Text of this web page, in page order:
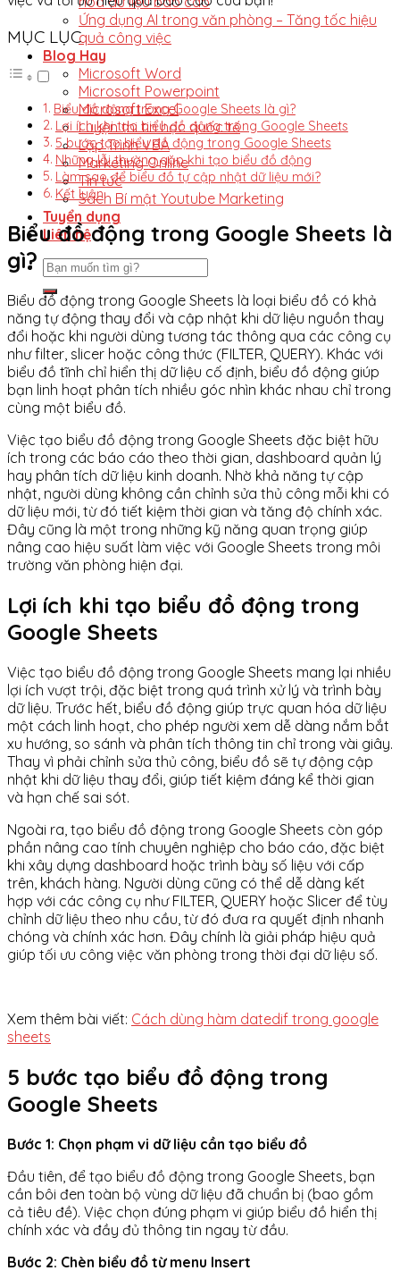
Ứng dụng AI trong văn phòng – Tăng tốc hiệu
quả công việc
Blog Hay
Microsoft Word
Microsoft Powerpoint
Microsoft Excel
Luyện thi tin học quốc tế
Lập Trình VBA
Marketing Online
Tin tức
Sách Bí mật Youtube Marketing
Tuyển dụng
Liên hệ
MỤC LỤC
Biểu đồ động trong Google Sheets là gì?
Lợi ích khi tạo biểu đồ động trong Google Sheets
5 bước tạo biểu đồ động trong Google Sheets
Những lỗi thường gặp khi tạo biểu đồ động
Làm sao để biểu đồ tự cập nhật dữ liệu mới?
Kết luận
Biểu đồ động trong Google Sheets là
gì?
Biểu đồ động trong Google Sheets là loại biểu đồ có khả
năng tự động thay đổi và cập nhật khi dữ liệu nguồn thay
đổi hoặc khi người dùng tương tác thông qua các công cụ
như filter, slicer hoặc công thức (FILTER, QUERY). Khác với
biểu đồ tĩnh chỉ hiển thị dữ liệu cố định, biểu đồ động giúp
bạn linh hoạt phân tích nhiều góc nhìn khác nhau chỉ trong
cùng một biểu đồ.
Việc tạo biểu đồ động trong Google Sheets đặc biệt hữu
ích trong các báo cáo theo thời gian, dashboard quản lý
hay phân tích dữ liệu kinh doanh. Nhờ khả năng tự cập
nhật, người dùng không cần chỉnh sửa thủ công mỗi khi có
dữ liệu mới, từ đó tiết kiệm thời gian và tăng độ chính xác.
Đây cũng là một trong những kỹ năng quan trọng giúp
nâng cao hiệu suất làm việc với Google Sheets trong môi
trường văn phòng hiện đại.
Lợi ích khi tạo biểu đồ động trong
Google Sheets
Việc tạo biểu đồ động trong Google Sheets mang lại nhiều
lợi ích vượt trội, đặc biệt trong quá trình xử lý và trình bày
dữ liệu. Trước hết, biểu đồ động giúp trực quan hóa dữ liệu
một cách linh hoạt, cho phép người xem dễ dàng nắm bắt
xu hướng, so sánh và phân tích thông tin chỉ trong vài giây.
Thay vì phải chỉnh sửa thủ công, biểu đồ sẽ tự động cập
nhật khi dữ liệu thay đổi, giúp tiết kiệm đáng kể thời gian
và hạn chế sai sót.
Ngoài ra, tạo biểu đồ động trong Google Sheets còn góp
phần nâng cao tính chuyên nghiệp cho báo cáo, đặc biệt
khi xây dựng dashboard hoặc trình bày số liệu với cấp
trên, khách hàng. Người dùng cũng có thể dễ dàng kết
hợp với các công cụ như FILTER, QUERY hoặc Slicer để tùy
chỉnh dữ liệu theo nhu cầu, từ đó đưa ra quyết định nhanh
chóng và chính xác hơn. Đây chính là giải pháp hiệu quả
giúp tối ưu công việc văn phòng trong thời đại dữ liệu số.
Xem thêm bài viết: Cách dùng hàm datedif trong google
sheets
5 bước tạo biểu đồ động trong
Google Sheets
Bước 1: Chọn phạm vi dữ liệu cần tạo biểu đồ
Đầu tiên, để tạo biểu đồ động trong Google Sheets, bạn
cần bôi đen toàn bộ vùng dữ liệu đã chuẩn bị (bao gồm
cả tiêu đề). Việc chọn đúng phạm vi giúp biểu đồ hiển thị
chính xác và đầy đủ thông tin ngay từ đầu.
Bước 2: Chèn biểu đồ từ menu Insert